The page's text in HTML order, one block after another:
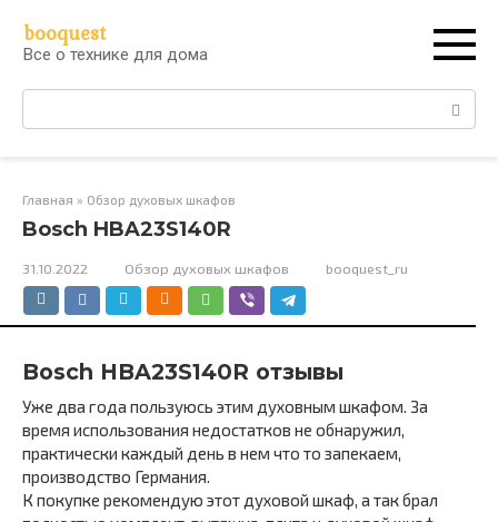
контенту
booquest
Все о технике для дома
Поиск:
Главная » Обзор духовых шкафов
Bosch HBA23S140R
31.10.2022 Обзор духовых шкафов booquest_ru
Bosch HBA23S140R отзывы
Уже два года пользуюсь этим духовным шкафом. За
время использования недостатков не обнаружил,
практически каждый день в нем что то запекаем,
производство Германия.
К покупке рекомендую этот духовой шкаф, а так брал